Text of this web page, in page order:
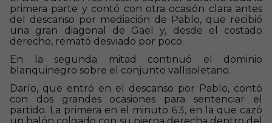
primera parte y contó con otra ocasión clara antes
del descanso por mediación de Pablo, que recibió
una gran diagonal de Gael y, desde el costado
derecho, remató desviado por poco.
En la segunda mitad continuó el dominio
blanquinegro sobre el conjunto vallisoletano.
Darío, que entró en el descanso por Pablo, contó
con dos grandes ocasiones para sentenciar el
partido. La primera en el minuto 63, en la que cazó